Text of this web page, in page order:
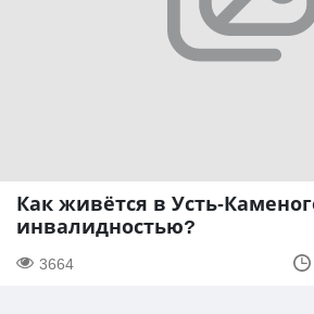
Как живётся в Усть-
инвалидностью?
3664